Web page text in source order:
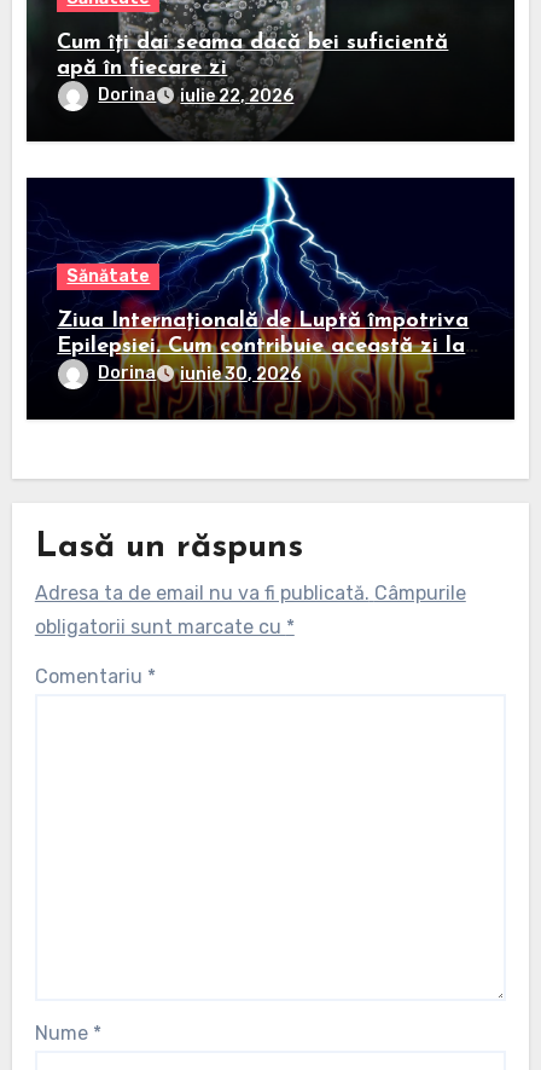
Cum îți dai seama dacă bei suficientă
apă în fiecare zi
Dorina iulie 22, 2026
Sănătate
Ziua Internațională de Luptă împotriva
Epilepsiei. Cum contribuie această zi la
informarea și sprijinirea persoanelor
diagnosticate
Dorina iunie 30, 2026
Lasă un răspuns
Adresa ta de email nu va fi publicată. Câmpurile
obligatorii sunt marcate cu *
Comentariu *
Nume *